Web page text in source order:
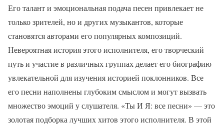
Его талант и эмоциональная подача песен привлекает не
только зрителей, но и других музыкантов, которые
становятся авторами его популярных композиций.
Невероятная история этого исполнителя, его творческий
путь и участие в различных группах делает его биографию
увлекательной для изучения историей поклонников. Все
его песни наполнены глубоким смыслом и могут вызвать
множество эмоций у слушателя. «Ты И Я: все песни» — это
золотая подборка лучших хитов этого исполнителя. В этой